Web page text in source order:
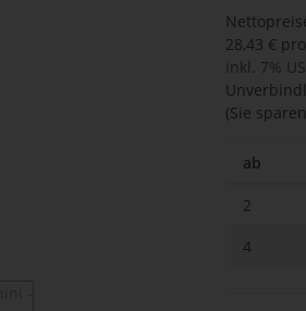
28,43 €
inkl. 7%
(Sie sparen
ab
2
4